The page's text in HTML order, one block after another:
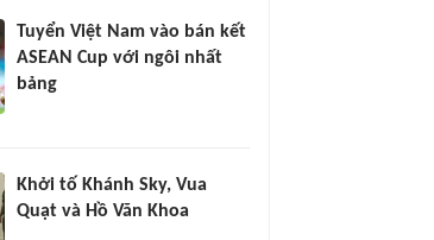
Tuyển Việt Nam vào bán kết
ASEAN Cup với ngôi nhất
bảng
Khởi tố Khánh Sky, Vua
Quạt và Hồ Văn Khoa